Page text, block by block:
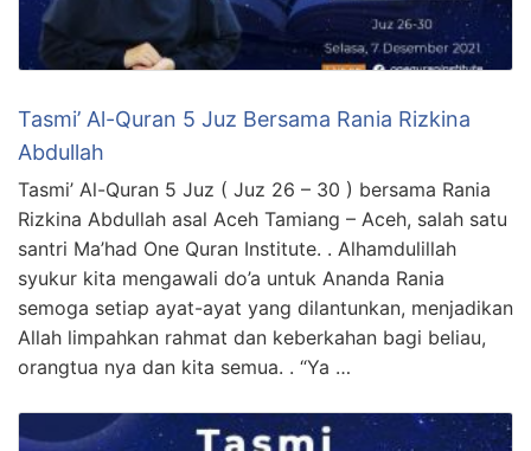
Tasmi’ Al-Quran 5 Juz Bersama Rania Rizkina
Abdullah
Tasmi’ Al-Quran 5 Juz ( Juz 26 – 30 ) bersama Rania
Rizkina Abdullah asal Aceh Tamiang – Aceh, salah satu
santri Ma’had One Quran Institute. . Alhamdulillah
syukur kita mengawali do’a untuk Ananda Rania
semoga setiap ayat-ayat yang dilantunkan, menjadikan
Allah limpahkan rahmat dan keberkahan bagi beliau,
orangtua nya dan kita semua. . “Ya …